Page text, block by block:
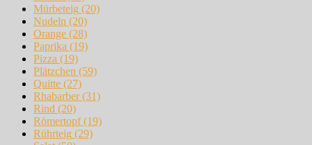
Mürbeteig (20)
Nudeln (20)
Orange (28)
Paprika (19)
Pizza (19)
Plätzchen (59)
Quitte (27)
Rhabarber(31)
Rind (20)
Römertopf(19)
Rührteig (29)